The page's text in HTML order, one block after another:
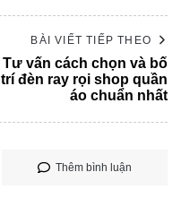
BÀI VIẾT TIẾP THEO
Tư vấn cách chọn và bố
trí đèn ray rọi shop quần
áo chuẩn nhất
Thêm bình luận